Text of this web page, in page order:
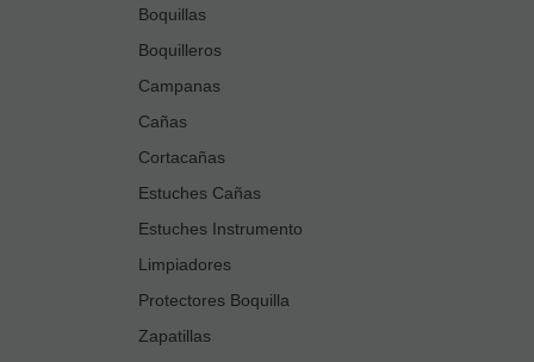
Boquillas
Boquilleros
Campanas
Cañas
Cortacañas
Estuches Cañas
Estuches Instrumento
Limpiadores
Protectores Boquilla
Zapatillas